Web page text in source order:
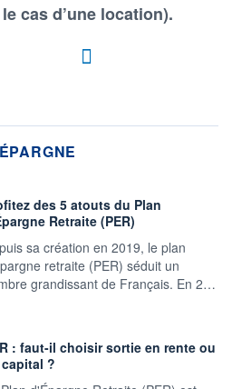
cas d’une location).
des 5 atouts du Plan
Retraite (PER)
sa création en 2019, le plan
retraite (PER) séduit un
grandissant de Français. En 2…
: faut-il choisir sortie en rente ou
?